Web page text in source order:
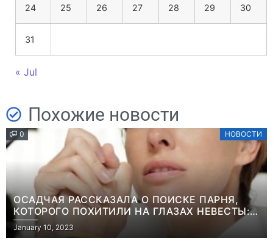
24 25 26 27 28 29 30
31
« Jul
Похожие новости
0 НОВОСТИ
ОСАДЧАЯ РАССКАЗАЛА О ПОИСКЕ ПАРНЯ,
КОТОРОГО ПОХИТИЛИ НА ГЛАЗАХ НЕВЕСТЫ:
“ОН ВЕСЬ УДАР ПРИНЯЛ НА СЕБЯ”
January 10, 2023